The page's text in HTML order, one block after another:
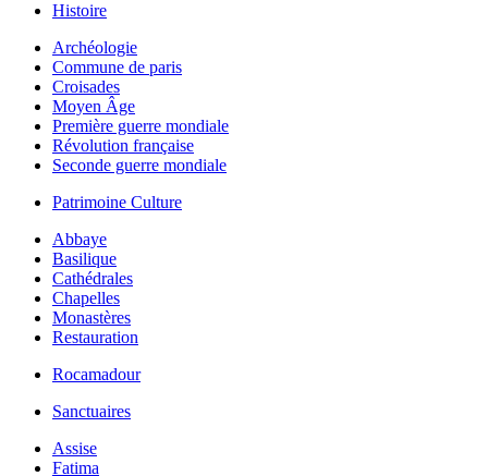
Histoire
Archéologie
Commune de paris
Croisades
Moyen Âge
Première guerre mondiale
Révolution française
Seconde guerre mondiale
Patrimoine Culture
Abbaye
Basilique
Cathédrales
Chapelles
Monastères
Restauration
Rocamadour
Sanctuaires
Assise
Fatima